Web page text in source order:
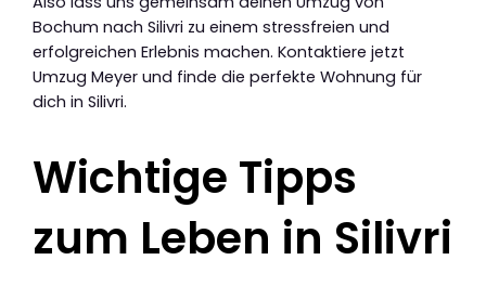
Bochum nach Silivri zu einem stressfreien und
erfolgreichen Erlebnis machen. Kontaktiere jetzt
Umzug Meyer und finde die perfekte Wohnung für
dich in Silivri.
Wichtige Tipps
zum Leben in Silivri